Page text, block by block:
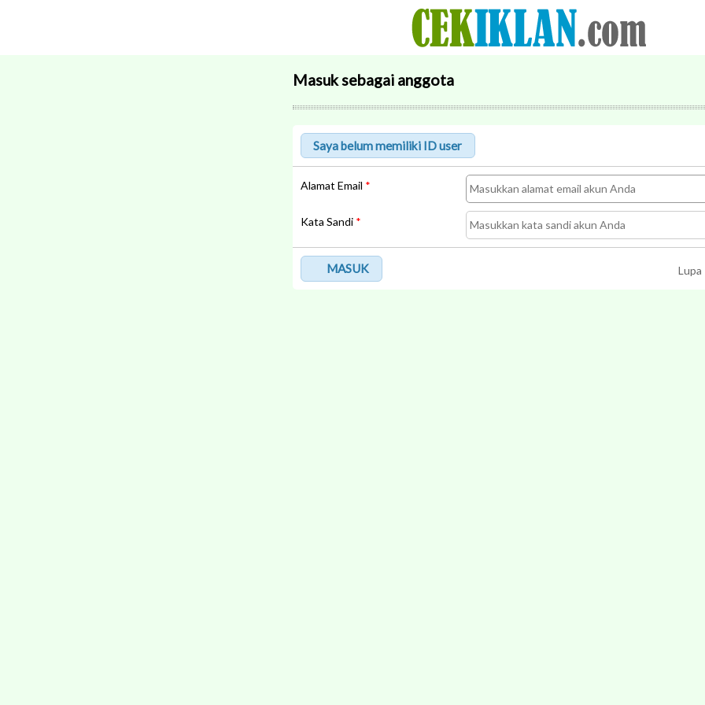
Masuk sebagai anggota
Alamat Email *
Kata Sandi *
Lupa
MASUK